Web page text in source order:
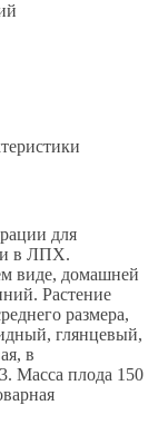
для
в ЛПХ.
виде, домашней
Растение
размера,
глянцевый,
в
Масса плода 150